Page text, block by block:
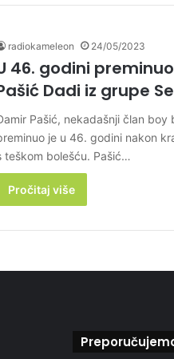
radiokameleon 24/05/2023
46. godini
Dadi iz grupe
Pašić, nekadašnji član boy
je u 46. godini nakon
teškom bolešću. Pašić…
Pročitaj više